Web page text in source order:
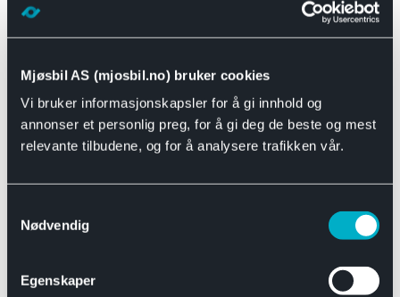
Mjøsbil AS (mjosbil.no) bruker cookies
Vi bruker informasjonskapsler for å gi innhold og
annonser et personlig preg, for å gi deg de beste og mest
relevante tilbudene, og for å analysere trafikken vår.
Nødvendig
Egenskaper
Motor og drivverk
Se alle Universal
Bremsedeler
Se alle Bremsedeler
Bremsenippler
Drivline og motor
Se alle Drivline og motor
Eksosanlegg